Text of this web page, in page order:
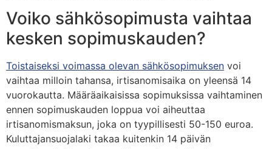
Voiko sähkösopimusta vaihtaa
kesken sopimuskauden?
Toistaiseksi voimassa olevan sähkösopimuksen voi
vaihtaa milloin tahansa, irtisanomisaika on yleensä 14
vuorokautta. Määräaikaisissa sopimuksissa vaihtaminen
ennen sopimuskauden loppua voi aiheuttaa
irtisanomismaksun, joka on tyypillisesti 50-150 euroa.
Kuluttajansuojalaki takaa kuitenkin 14 päivän